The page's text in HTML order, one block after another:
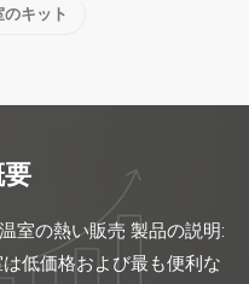
キット
室の熱い販売 製品の説明:
低価格および最も便利な